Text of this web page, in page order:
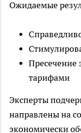
Ожидаемые
Пресечение
тарифами
Эксперты
направлены на
экономически